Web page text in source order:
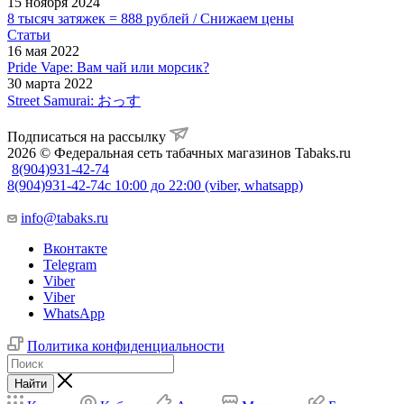
8 тысяч затяжек = 888 рублей / Снижаем цены
Статьи
16 мая 2022
Pride Vape: Вам чай или морсик?
30 марта 2022
Street Samurai: おっす
Подписаться на рассылку
2026 © Федеральная сеть табачных магазинов Tabaks.ru
8(904)931-42-74
8(904)931-42-74с 10:00 до 22:00 (viber, whatsapp)
info@tabaks.ru
Вконтакте
Telegram
Viber
Viber
WhatsApp
Политика конфиденциальности
Найти